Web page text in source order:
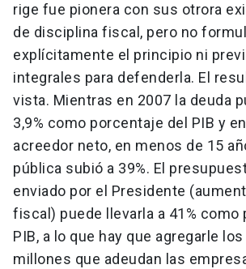
rige fue pionera con sus otrora
de disciplina fiscal, pero no
explícitamente el principio ni
integrales para defenderla. El
vista. Mientras en 2007 la deuda
3,9% como porcentaje del PIB y
acreedor neto, en menos de 15
pública subió a 39%. El
enviado por el Presidente
fiscal) puede llevarla a 41% como
PIB, a lo que hay que agregarle
millones que adeudan las